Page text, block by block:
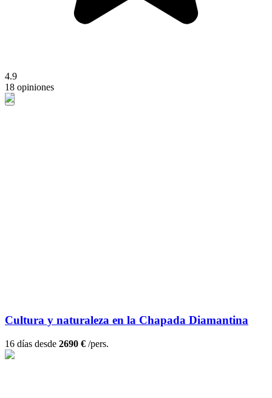
4.9
18 opiniones
Cultura y naturaleza en la Chapada Diamantina
16 días desde 2690 € /pers.